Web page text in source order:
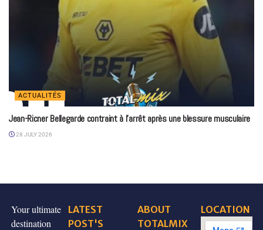
ACTUALITÉS
Jean-Ricner Bellegarde contraint à l’arrêt après une blessure musculaire
28 JULY 2026
Your ultimate
destination
LATEST
POST'S
ABOUT
TOTALMIX
LOCATION